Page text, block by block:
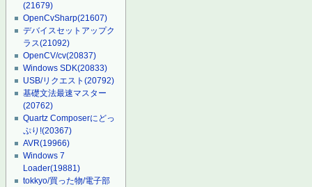
(21679)
OpenCvSharp(21607)
デバイスセットアップク
ラス(21092)
OpenCV/cv(20837)
Windows SDK(20833)
USB/リクエスト(20792)
基礎文法最速マスター
(20762)
Quartz Composerにどっ
ぷり!(20367)
AVR(19966)
Windows 7
Loader(19881)
tokkyo/買った物/電子部